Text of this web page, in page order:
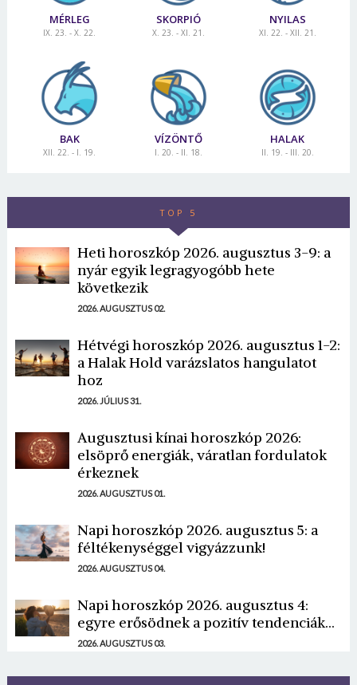
MÉRLEG
IX. 23. - X. 22.
SKORPIÓ
X. 23. - XI. 21.
NYILAS
XI. 22. - XII. 21.
BAK
XII. 22. - I. 19.
VÍZÖNTŐ
I. 20. - II. 18.
HALAK
II. 19. - III. 20.
TOP 5
Heti horoszkóp 2026. augusztus 3-9: a
nyár egyik legragyogóbb hete
következik
2026. AUGUSZTUS 02.
Hétvégi horoszkóp 2026. augusztus 1-2:
a Halak Hold varázslatos hangulatot
hoz
2026. JÚLIUS 31.
Augusztusi kínai horoszkóp 2026:
elsöprő energiák, váratlan fordulatok
érkeznek
2026. AUGUSZTUS 01.
Napi horoszkóp 2026. augusztus 5: a
féltékenységgel vigyázzunk!
2026. AUGUSZTUS 04.
Napi horoszkóp 2026. augusztus 4:
egyre erősödnek a pozitív tendenciák...
2026. AUGUSZTUS 03.